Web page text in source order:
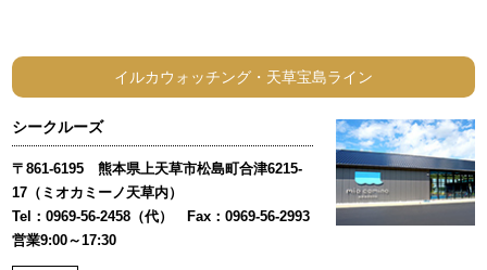
イルカウォッチング・天草宝島ライン
シークルーズ
〒861-6195 熊本県上天草市松島町合津6215-
17（ミオカミーノ天草内）
Tel：0969-56-2458（代） Fax：0969-56-2993
営業9:00～17:30